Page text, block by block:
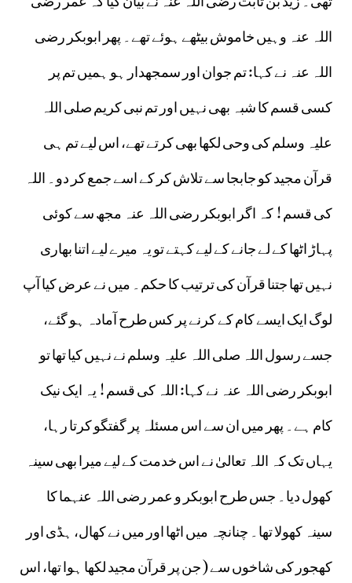
اللہ عنہ وہیں خاموش بیٹھے ہوئے تھے۔ پھر ابوبکر رضی
اللہ عنہ نے کہا: تم جوان اور سمجھدار ہو ہمیں تم پر
کسی قسم کا شبہ بھی نہیں اور تم نبی کریم صلی اللہ
علیہ وسلم کی وحی لکھا بھی کرتے تھے، اس لیے تم ہی
قرآن مجید کو جابجا سے تلاش کر کے اسے جمع کر دو۔ اللہ
کی قسم! کہ اگر ابوبکر رضی اللہ عنہ مجھ سے کوئی
پہاڑ اٹھا کے لے جانے کے لیے کہتے تو یہ میرے لیے اتنا بھاری
نہیں تھا جتنا قرآن کی ترتیب کا حکم۔ میں نے عرض کیا آپ
لوگ ایک ایسے کام کے کرنے پر کس طرح آمادہ ہو گئے،
جسے رسول اللہ صلی اللہ علیہ وسلم نے نہیں کیا تھا تو
ابوبکر رضی اللہ عنہ نے کہا: اللہ کی قسم! یہ ایک نیک
کام ہے۔ پھر میں ان سے اس مسئلہ پر گفتگو کرتا رہا،
یہاں تک کہ اللہ تعالیٰ نے اس خدمت کے لیے میرا بھی سینہ
کھول دیا۔ جس طرح ابوبکر و عمر رضی اللہ عنہما کا
سینہ کھولا تھا۔ چنانچہ میں اٹھا اور میں نے کھال، ہڈی اور
کھجور کی شاخوں سے ( جن پر قرآن مجید لکھا ہوا تھا، اس